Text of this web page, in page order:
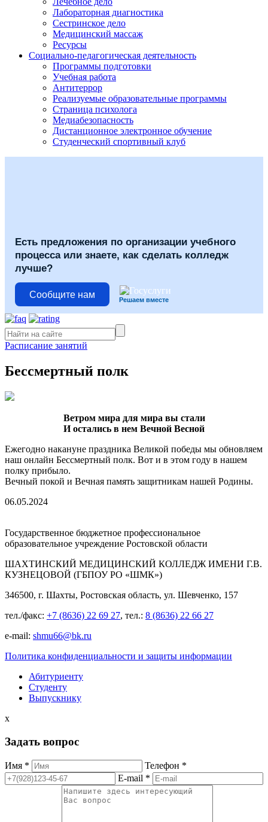
Лабораторная диагностика
Сестринское дело
Медицинский массаж
Ресурсы
Социально-педагогическая деятельность
Программы подготовки
Учебная работа
Антитеррор
Реализуемые образовательные программы
Страница психолога
Медиабезопасность
Дистанционное электронное обучение
Студенческий спортивный клуб
Есть предложения по организации учебного
процесса или знаете, как сделать колледж
лучше?
Сообщите нам Решаем вместе
Расписание занятий
Бессмертный полк
Ветром мира для мира вы стали
И остались в нем Вечной Весной
Ежегодно накануне праздника Великой победы мы обновляем
наш онлайн Бессмертный полк. Вот и в этом году в нашем
полку прибыло.
Вечный покой и Вечная память защитникам нашей Родины.
06.05.2024
Государственное бюджетное профессиональное
образовательное учреждение Ростовской области
ШАХТИНСКИЙ МЕДИЦИНСКИЙ КОЛЛЕДЖ ИМЕНИ Г.В.
КУЗНЕЦОВОЙ (ГБПОУ РО «ШМК»)
346500, г. Шахты, Ростовская область, ул. Шевченко, 157
тел./факс: +7 (8636) 22 69 27, тел.: 8 (8636) 22 66 27
e-mail: shmu66@bk.ru
Политика конфиденциальности и защиты информации
Абитуриенту
Студенту
Выпускнику
x
Задать вопрос
Имя *
Телефон *
E-mail *